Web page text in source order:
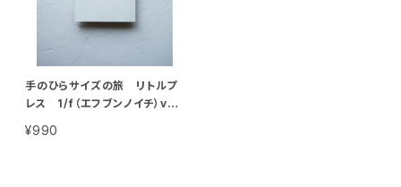
手のひらサイズの旅 リトルプ
レス 1/f（エフブンノイチ）vol.
¥990